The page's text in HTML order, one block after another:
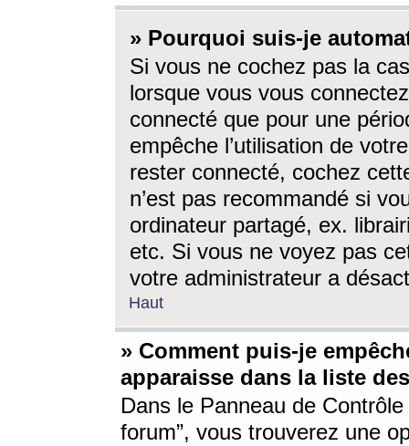
» Pourquoi suis-je
Si vous ne cochez pas la
lorsque vous vous
connecté que pour une
empêche l’utilisation de
rester connecté, cochez
n’est pas recommandé si
ordinateur partagé, ex.
etc. Si vous ne voyez pas
votre administrateur a
Haut
» Comment puis-je
apparaisse dans la liste
Dans le Panneau de
forum”, vous trouverez une